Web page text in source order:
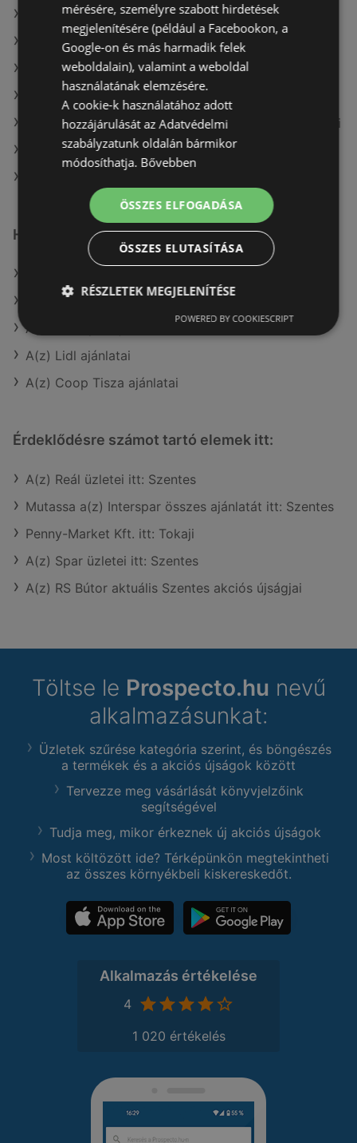
A(z) Coop ajánlatai
A(z) Auchan aktuális akciós újságjai
A(z) COOP Szolnok Zrt. aktuális akciós újságjai
A(z) Penny-Market Kft. aktuális akciós újságjai
A(z) Fressnapf-Hungária Kft. aktuális akciós újságjai
A(z) Metro aktuális akciós újságjai
Hasonló kiskereskedők
A(z) Family Frost ajánlatai
A(z) Interspar ajánlatai
A(z) Lidl ajánlatai
A(z) Coop Tisza ajánlatai
Érdeklődésre számot tartó elemek itt:
A(z) Reál üzletei itt: Szentes
Mutassa a(z) Interspar összes ajánlatát itt: Szentes
Penny-Market Kft. itt: Tokaji
A(z) Spar üzletei itt: Szentes
A(z) RS Bútor aktuális Szentes akciós újságjai
Töltse le Prospecto.hu nevű
alkalmazásunkat:
Üzletek szűrése kategória szerint, és böngészés
a termékek és a akciós újságok között
Tervezze meg vásárlását könyvjelzőink
segítségével
Tudja meg, mikor érkeznek új akciós újságok
Most költözött ide? Térképünkön megtekintheti
az összes környékbeli kiskereskedőt.
Alkalmazás értékelése
4
1 020 értékelés
mérésére, személyre szabott hirdetések
megjelenítésére (például a Facebookon, a
Google-on és más harmadik felek
weboldalain), valamint a weboldal
használatának elemzésére.
A cookie-k használatához adott
hozzájárulását az Adatvédelmi
szabályzatunk oldalán bármikor
módosíthatja. Bővebben
ÖSSZES ELFOGADÁSA
ÖSSZES ELUTASÍTÁSA
RÉSZLETEK MEGJELENÍTÉSE
POWERED BY COOKIESCRIPT